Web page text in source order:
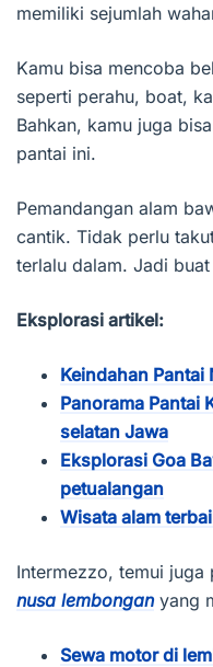
memiliki sejumlah
Kamu bisa mencoba
seperti perahu, boat,
Bahkan, kamu juga
pantai ini.
Pemandangan alam
cantik. Tidak perlu
terlalu dalam. Jadi buat
Eksplorasi artikel:
Keindahan
Panorama Pantai
selatan Jawa
Eksplorasi Goa
petualangan
Wisata alam
Intermezzo, temui juga
nusa lembonganyang
Sewa motor di